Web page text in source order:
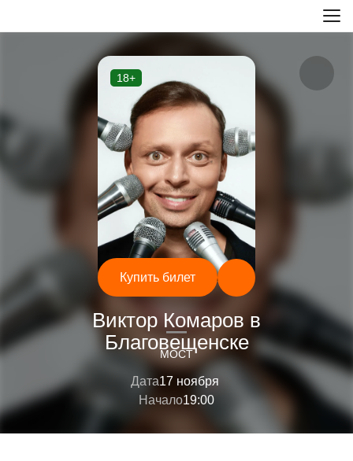
18+
Виктор Комаров в
Благовещенске
Дата17 ноября
Начало19:00
Купить билет
—
МОСТ